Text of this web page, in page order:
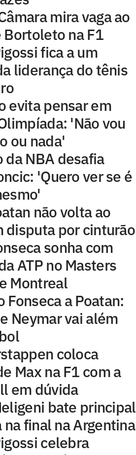
mira vaga ao
Bortoleto na F1
fica a um
liderança do tênis
evita pensar em
'Não vou
ou nada'
da NBA desafia
'Quero ver se é
não volta ao
disputa por cinturão
sonha com
ATP no Masters
Montreal
Fonseca a Poatan:
Neymar vai além
coloca
Max na F1 com a
em dúvida
bate principal
final na Argentina
celebra